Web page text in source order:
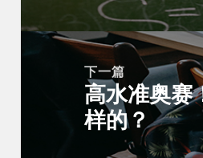
文
章：
下一篇
下
篇
高水准奥赛
样的？